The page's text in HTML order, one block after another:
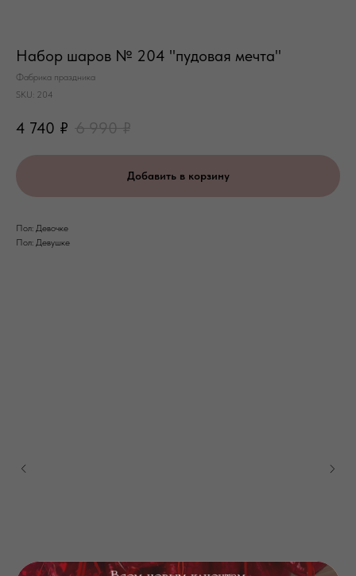
Набор шаров № 204 "пудовая мечта"
Фабрика праздника
SKU: 204
4 740 ₽ 6 990 ₽
Добавить в корзину
Пол: Девочке
Пол: Девушке